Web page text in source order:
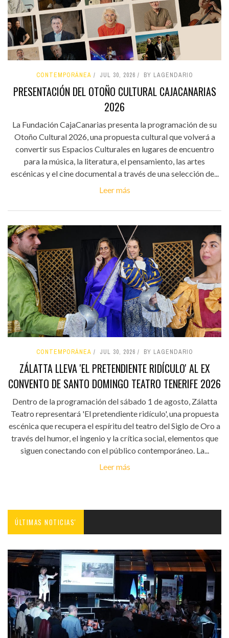
CONTEMPORÁNEA JUL 30, 2026 BY LAGENDARIO
PRESENTACIÓN DEL OTOÑO CULTURAL CAJACANARIAS
2026
La Fundación CajaCanarias presenta la programación de su
Otoño Cultural 2026, una propuesta cultural que volverá a
convertir sus Espacios Culturales en lugares de encuentro
para la música, la literatura, el pensamiento, las artes
escénicas y el cine documental a través de una selección de...
Leer más
CONTEMPORÁNEA JUL 30, 2026 BY LAGENDARIO
ZÁLATTA LLEVA 'EL PRETENDIENTE RIDÍCULO' AL EX
CONVENTO DE SANTO DOMINGO TEATRO TENERIFE 2026
Dentro de la programación del sábado 1 de agosto, Zálatta
Teatro representará 'El pretendiente ridículo', una propuesta
escénica que recupera el espíritu del teatro del Siglo de Oro a
través del humor, el ingenio y la crítica social, elementos que
siguen conectando con el público contemporáneo. La...
Leer más
ÚLTIMAS NOTICIAS'